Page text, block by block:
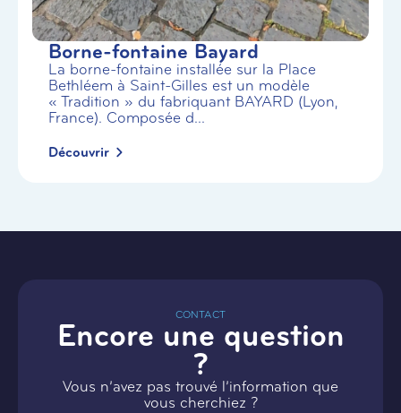
Borne-fontaine Bayard
La borne-fontaine installée sur la Place
Bethléem à Saint-Gilles est un modèle
« Tradition » du fabriquant BAYARD (Lyon,
France). Composée d...
Découvrir
CONTACT
Encore une question
?
Vous n’avez pas trouvé l’information que
vous cherchiez ?